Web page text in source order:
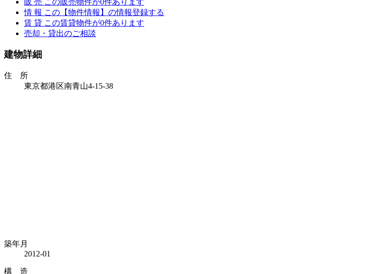
情 報 この【物件情報】の情報登録する
賃 貸 この賃貸物件が0件あります
売却・貸出のご相談
建物詳細
住 所
東京都港区南青山4-15-38
築年月
2012-01
構 造